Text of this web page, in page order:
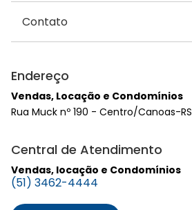
Contato
Endereço
Vendas, Locação e Condomínios
Rua Muck nº 190 - Centro/Canoas-RS
Central de Atendimento
Vendas, locação e Condomínios
(51) 3462-4444